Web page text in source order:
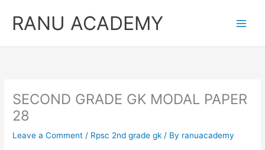
contentRANU ACADEMY
SECOND GRADE GK MODAL PAPER
28
Leave a Comment / Rpsc 2nd grade gk / By ranuacademy